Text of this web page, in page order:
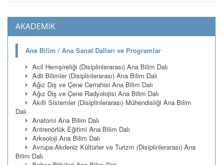
AKADEMİK
Ana Bilim / Ana Sanat Dalları ve Programlar
Acil Hemşireliği (Disiplinlerarası) Ana Bilim Dalı
Adli Bilimler (Disiplinlerarası) Ana Bilim Dalı
Ağız Diş ve Çene Cerrahisi Ana Bilim Dalı
Ağız Diş ve Çene Radyolojisi Ana Bilim Dalı
Akıllı Sistemler (Disiplinlerarası) Mühendisliği Ana Bilim
Dalı
Anatomi Ana Bilim Dalı
Antrenörlük Eğitimi Ana Bilim Dalı
Arkeoloji Ana Bilim Dalı
Avrupa-Akdeniz Kültürler ve Turizm (Disiplinlerarası) Ana
Bilim Dalı